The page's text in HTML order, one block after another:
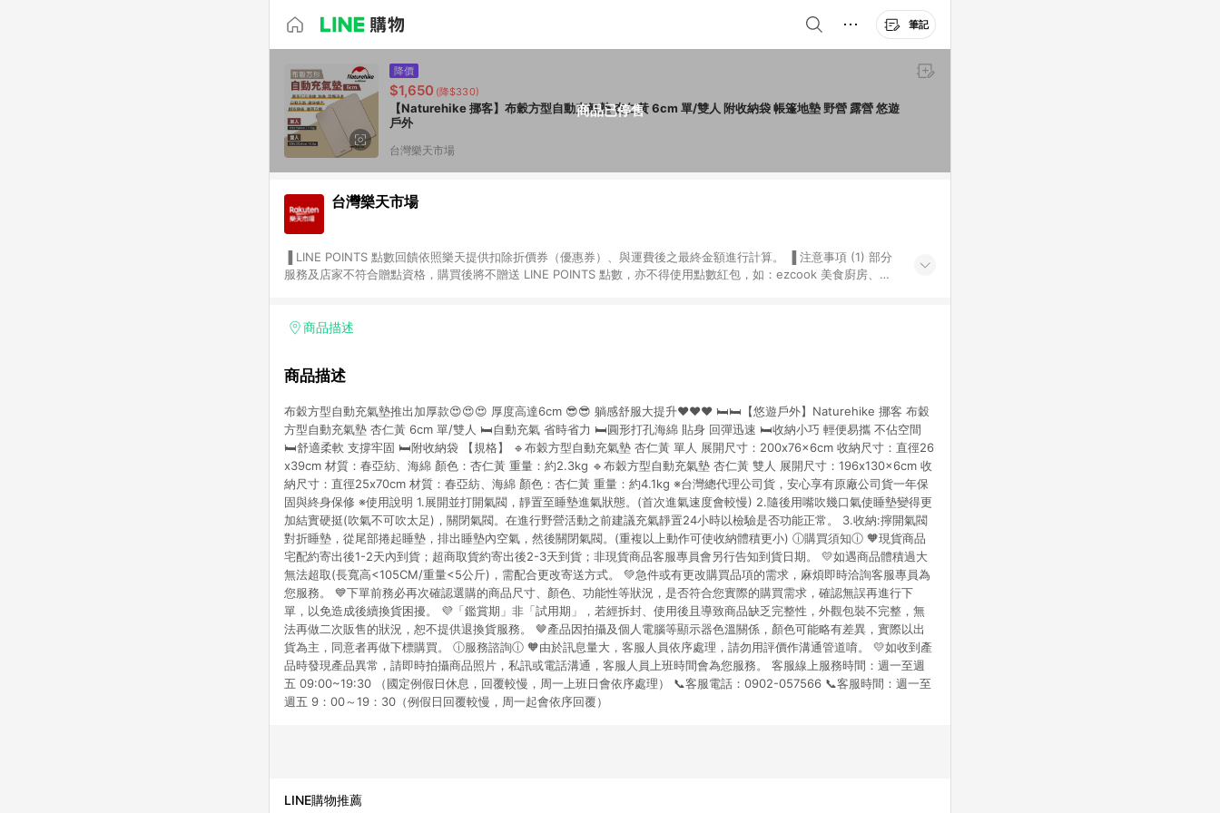
筆記
商品已停售
降價
$1,650 (降$330)
【Naturehike 挪客】布穀方型自動充氣墊 杏仁黃 6cm 單/雙人 附收納袋 帳篷地墊 野營 露營 悠遊
戶外
台灣樂天市場
台灣樂天市場
服務及店家不符合贈點資格，購買後將不贈送 LINE POINTS 點數，亦不得使用點數紅包，如：ezcook 美食廚房、樂
享有 LINE POINTS 回饋。 (3) 若購買之訂單（包含預購商品）未符合樂天市場 45 天內完成訂單出貨及結帳，則不符
會有時間差，如顯示之商品規格、顏色、價位、贈品與台灣樂天市場銷售網頁不符，以銷售網頁標示為準。 (6) 導購訂
點數回饋或點數回饋有爭議，台灣樂天市場保有更改條款與法律追訴之權利，活動詳情以樂天市場網站公告為準。
商品描述
商品描述
布穀方型自動充氣墊推出加厚款😍😍😍 厚度高達6cm 😎😎 躺感舒服大提升❤❤❤ 🛏🛏【悠遊戶外】Naturehike 挪客 布穀
方型自動充氣墊 杏仁黃 6cm 單/雙人 🛏自動充氣 省時省力 🛏圓形打孔海綿 貼身 回彈迅速 🛏收納小巧 輕便易攜 不佔空間
🛏舒適柔軟 支撐牢固 🛏附收納袋 【規格】 🔹布穀方型自動充氣墊 杏仁黃 單人 展開尺寸：200x76x6cm 收納尺寸：直徑26
x39cm 材質：春亞紡、海綿 顏色：杏仁黃 重量：約2.3kg 🔹布穀方型自動充氣墊 杏仁黃 雙人 展開尺寸：196x130x6cm 收
納尺寸：直徑25x70cm 材質：春亞紡、海綿 顏色：杏仁黃 重量：約4.1kg ※台灣總代理公司貨，安心享有原廠公司貨一年保
固與終身保修 ※使用說明 1.展開並打開氣閥，靜置至睡墊進氣狀態。(首次進氣速度會較慢) 2.隨後用嘴吹幾口氣使睡墊變得更
加結實硬挺(吹氣不可吹太足)，關閉氣閥。在進行野營活動之前建議充氣靜置24小時以檢驗是否功能正常。 3.收納:擰開氣閥
對折睡墊，從尾部捲起睡墊，排出睡墊內空氣，然後關閉氣閥。(重複以上動作可使收納體積更小) ⓘ購買須知ⓘ 🧡現貨商品
宅配約寄出後1-2天內到貨；超商取貨約寄出後2-3天到貨；非現貨商品客服專員會另行告知到貨日期。 💛如遇商品體積過大
無法超取(長寬高<105CM/重量<5公斤)，需配合更改寄送方式。 💚急件或有更改購買品項的需求，麻煩即時洽詢客服專員為
您服務。 💙下單前務必再次確認選購的商品尺寸、顏色、功能性等狀況，是否符合您實際的購買需求，確認無誤再進行下
單，以免造成後續換貨困擾。 💜「鑑賞期」非「試用期」，若經拆封、使用後且導致商品缺乏完整性，外觀包裝不完整，無
法再做二次販售的狀況，恕不提供退換貨服務。 🤎產品因拍攝及個人電腦等顯示器色溫關係，顏色可能略有差異，實際以出
貨為主，同意者再做下標購買。 ⓘ服務諮詢ⓘ 🧡由於訊息量大，客服人員依序處理，請勿用評價作溝通管道唷。 💛如收到產
品時發現產品異常，請即時拍攝商品照片，私訊或電話溝通，客服人員上班時間會為您服務。 客服線上服務時間：週一至週
五 09:00~19:30 （國定例假日休息，回覆較慢，周一上班日會依序處理） 📞客服電話：0902-057566 📞客服時間：週一至
週五 9：00～19：30（例假日回覆較慢，周一起會依序回覆）
LINE購物推薦